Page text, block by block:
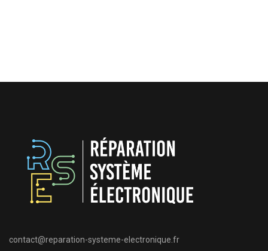
contact@reparation-systeme-electronique.fr